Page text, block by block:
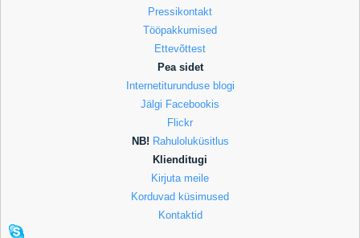
Pressikontakt
Tööpakkumised
Ettevõttest
Pea sidet
Internetiturunduse blogi
Jälgi Facebookis
Flickr
NB! Rahuloluküsitlus
Klienditugi
Kirjuta meile
Korduvad küsimused
Kontaktid